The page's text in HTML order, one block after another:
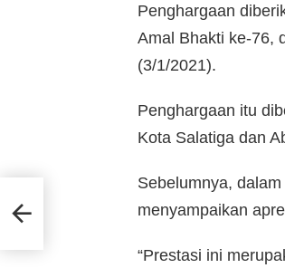
Penghargaan
Amal Bhakti ke-76,
(3/1/2021).
Penghargaan itu
Kota Salatiga dan
Sebelumnya,
menyampaikan
“Prestasi ini